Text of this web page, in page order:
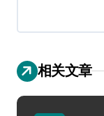
相关文章